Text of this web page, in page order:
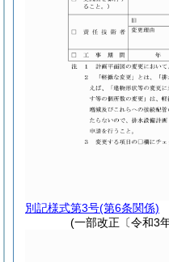
別記様式第3号(第6条関係)
(一部改正〔令和3